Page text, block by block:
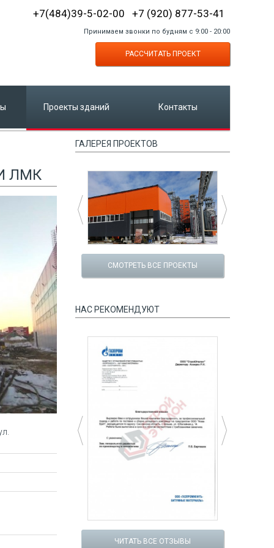
+7(484)39-5-02-00 +7 (920) 877-53-41
Принимаем звонки по будням с 9:00 - 20:00
РАССЧИТАТЬ ПРОЕКТ
Проекты зданий Контакты
ЛМК
уточняйте у
Спецпредложение №5
Коровник на 100 голов
ГАЛЕРЕЯ ПРОЕКТОВ